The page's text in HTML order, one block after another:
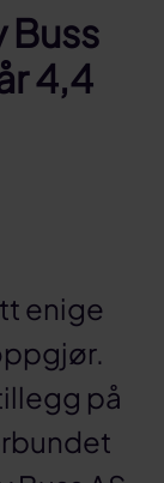
4,4
enige
på